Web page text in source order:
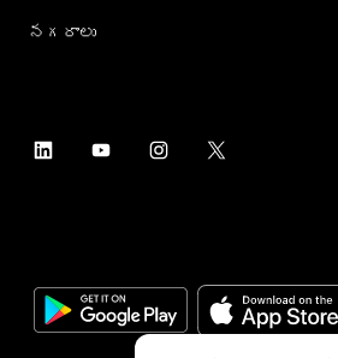
నగరాలు